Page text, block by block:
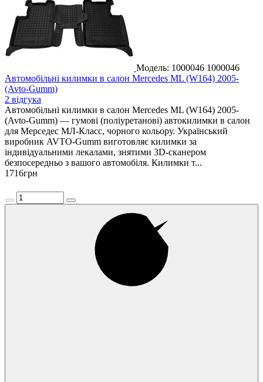
Модель: 1000046 1000046
Автомобільні килимки в салон Mercedes ML (W164) 2005-
(Avto-Gumm)
2 відгука
Автомобільні килимки в салон Mercedes ML (W164) 2005-
(Avto-Gumm) — гумові (поліуретанові) автокилимки в салон
для Мерседес МЛ-Класс, чорного кольору. Український
виробник AVTO-Gumm виготовляє килимки за
індивідуальними лекалами, знятими 3D-сканером
безпосередньо з вашого автомобіля. Килимки т...
1716грн